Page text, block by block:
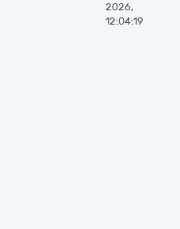
2026,
12:04:19